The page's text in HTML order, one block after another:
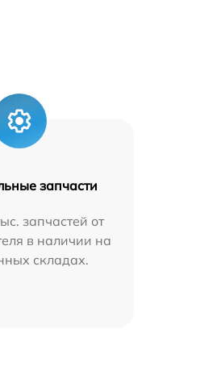
запчасти
запчастей от
в наличии на
складах.